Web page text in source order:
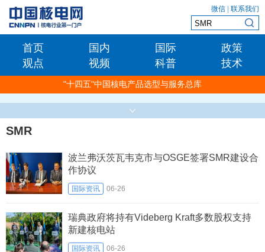
微信 联系我们
首页 国内 国际
政策
观点
视频 科普 技术
"十四五"中国核电产品选型与服务总库
SMR
波兰弗沃茨瓦韦克市与OSGE签署SMR建设合
作协议
国际资讯 06-26
瑞典政府将持有Videberg Kraft多数股权支持
新建核电站
国际资讯 06-26